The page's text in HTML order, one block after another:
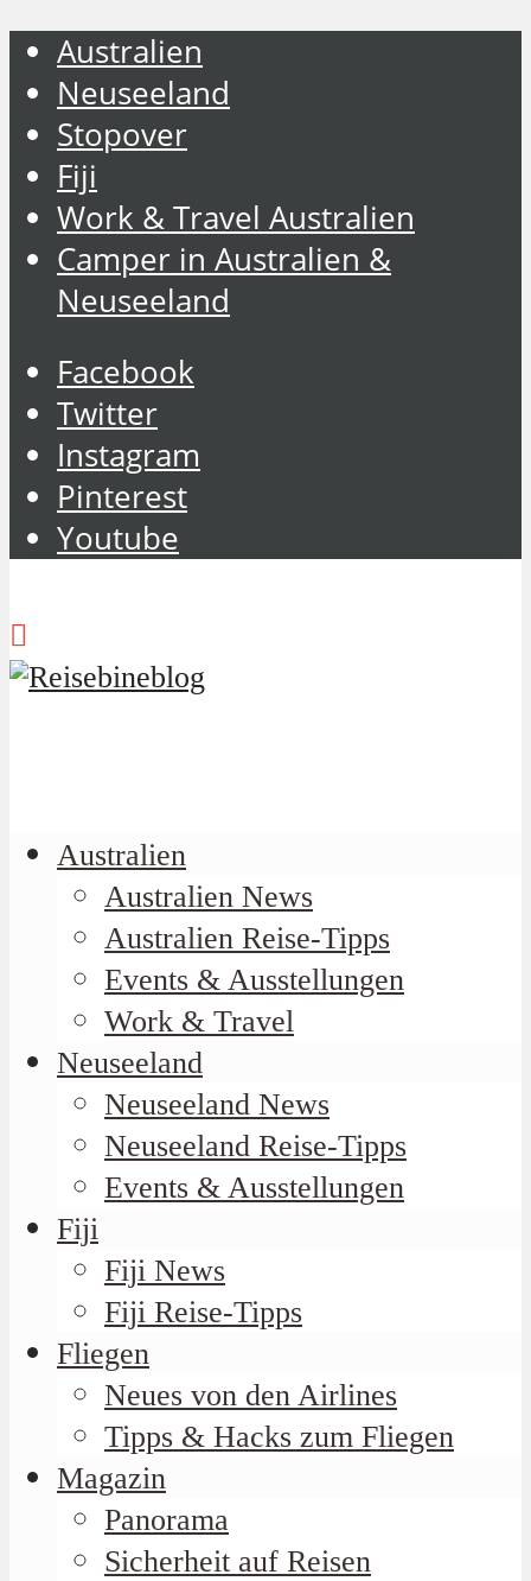
Australien
Neuseeland
Stopover
Fiji
Work & Travel Australien
Camper in Australien &
Neuseeland
Facebook
Twitter
Instagram
Pinterest
Youtube
Australien
Australien News
Australien Reise-Tipps
Events & Ausstellungen
Work & Travel
Neuseeland
Neuseeland News
Neuseeland Reise-Tipps
Events & Ausstellungen
Fiji
Fiji News
Fiji Reise-Tipps
Fliegen
Neues von den Airlines
Tipps & Hacks zum Fliegen
Magazin
Panorama
Sicherheit auf Reisen